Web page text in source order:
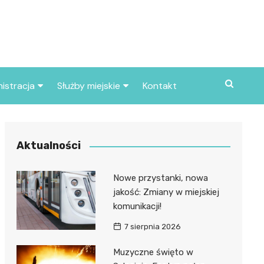
miasta
Służby miejskie
Policja
Kontakt
Aktualności
Nowe przystanki, nowa
jakość: Zmiany w miejskiej
komunikacji!
7 sierpnia 2026
Muzyczne święto w